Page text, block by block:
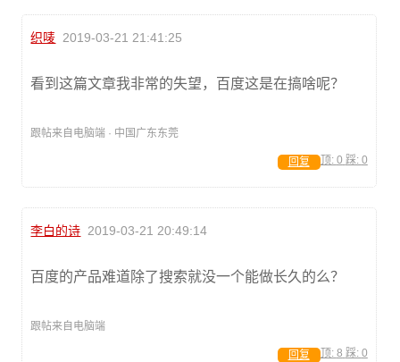
织唛 2019-03-21 21:41:25
看到这篇文章我非常的失望，百度这是在搞啥呢？
跟帖来自电脑端 · 中国广东东莞
顶: 0 踩: 0
回复
李白的诗 2019-03-21 20:49:14
百度的产品难道除了搜索就没一个能做长久的么？
跟帖来自电脑端
顶: 8 踩: 0
回复